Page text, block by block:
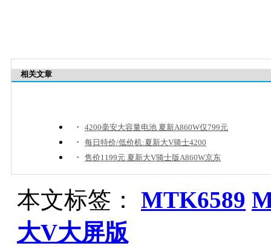
相关文章
· 4200毫安大容量电池 夏新A860W仅799元
· 每日特价/低价机:夏新大V骑士4200
· 售价1199元 夏新大V骑士版A860W京东
本文标签： MTK6589
大V大屏版